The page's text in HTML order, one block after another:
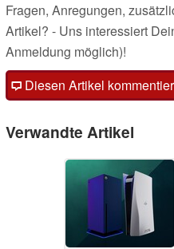
Fragen, Anregungen,
Artikel? - Uns interessiert
Anmeldung möglich)!
Diesen Artikel
Verwandte Artikel